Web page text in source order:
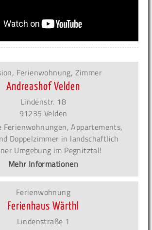
Ferienwohnung, Zimmer
Andreashof Velden
Lindenstr. 18
91235 Velden
Ferienwohnungen, Appartements,
Doppelzimmer in landschaftlich
Umgebung im Pegnitztal!
Mehr Informationen
Ferienwohnung
Ferienhaus Wärthl
Lindenstraße 1